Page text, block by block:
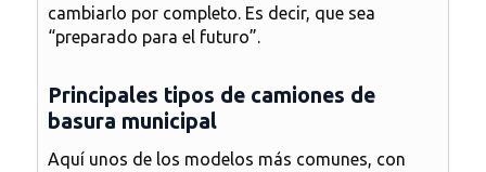
cambiarlo por completo. Es decir, que sea
“preparado para el futuro”.
Principales tipos de camiones de
basura municipal
Aquí unos de los modelos más comunes, con